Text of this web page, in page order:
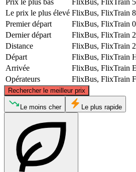
Le prix le plus élevé FlixBus, FlixTrain
Premier départ
FlixBus, FlixTrain
Dernier départ
FlixBus, FlixTrain
Distance
FlixBus, FlixTrain
Départ
FlixBus, FlixTrain
Arrivée
FlixBus, FlixTrain
Opérateurs
FlixBus, FlixTrain
Rechercher le meilleur prix
Hamburg
©CARTO
Le moins cher Le plus rapide